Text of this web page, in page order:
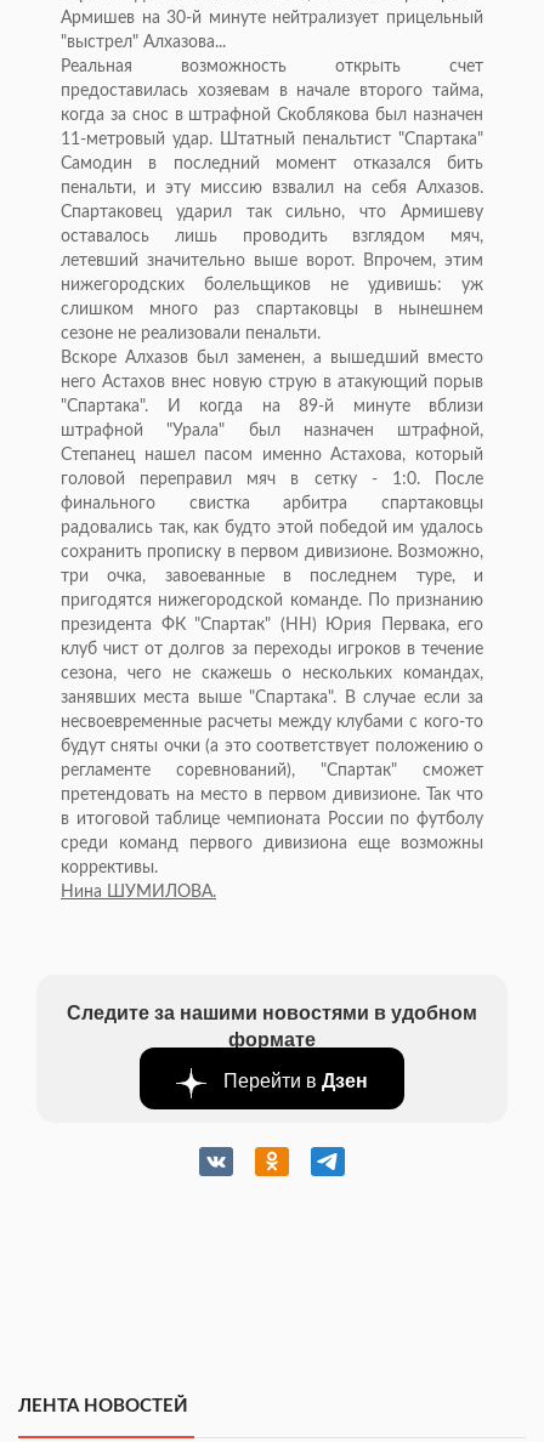
Армишев на 30-й минуте нейтрализует прицельный
"выстрел" Алхазова...
Реальная возможность открыть счет
предоставилась хозяевам в начале второго тайма,
когда за снос в штрафной Скоблякова был назначен
11-метровый удар. Штатный пенальтист "Спартака"
Самодин в последний момент отказался бить
пенальти, и эту миссию взвалил на себя Алхазов.
Спартаковец ударил так сильно, что Армишеву
оставалось лишь проводить взглядом мяч,
летевший значительно выше ворот. Впрочем, этим
нижегородских болельщиков не удивишь: уж
слишком много раз спартаковцы в нынешнем
сезоне не реализовали пенальти.
Вскоре Алхазов был заменен, а вышедший вместо
него Астахов внес новую струю в атакующий порыв
"Спартака". И когда на 89-й минуте вблизи
штрафной "Урала" был назначен штрафной,
Степанец нашел пасом именно Астахова, который
головой переправил мяч в сетку - 1:0. После
финального свистка арбитра спартаковцы
радовались так, как будто этой победой им удалось
сохранить прописку в первом дивизионе. Возможно,
три очка, завоеванные в последнем туре, и
пригодятся нижегородской команде. По признанию
президента ФК "Спартак" (НН) Юрия Первака, его
клуб чист от долгов за переходы игроков в течение
сезона, чего не скажешь о нескольких командах,
занявших места выше "Спартака". В случае если за
несвоевременные расчеты между клубами с кого-то
будут сняты очки (а это соответствует положению о
регламенте соревнований), "Спартак" сможет
претендовать на место в первом дивизионе. Так что
в итоговой таблице чемпионата России по футболу
среди команд первого дивизиона еще возможны
коррективы.
Нина ШУМИЛОВА.
Следите за нашими новостями в удобном
формате
Перейти в Дзен
ЛЕНТА НОВОСТЕЙ